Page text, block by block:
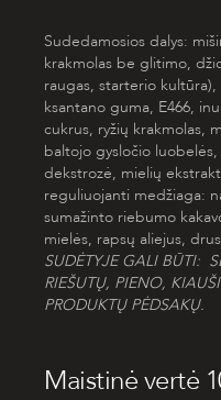
Sudedamosios dalys:
krakmolas be glitimo,
raugas, starterio
ksantano guma, E466,
cukrus, ryžių krakmolas,
baltojo gysločio luobelės,
dekstrozė, mielių
reguliuojanti medžiaga:
sumažinto riebumo
mielės, rapsų aliejus,
SUDĖTYJE GALI BŪTI:
RIEŠUTŲ, PIENO,
PRODUKTŲ PĖDSAKŲ.
Maistinė vertė